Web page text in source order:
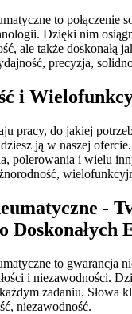
to połączenie
Dzięki nim
ale także doskonałą
precyzja,
i
pracy, do jakiej
ją w naszej
polerowania i wielu
-
Doskonałych
to gwarancja
i niezawodności.
zadaniu. Słowa
niezawodność.